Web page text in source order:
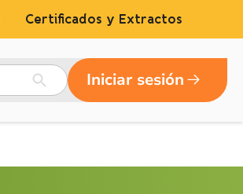
Certificados y Extractos
Iniciar sesión